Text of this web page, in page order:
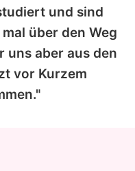
und sind
über den Weg
uns aber aus den
vor Kurzem